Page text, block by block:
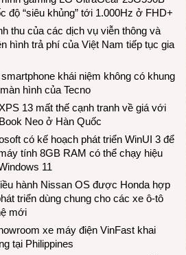
độ “siêu khủng” tới 1.000Hz ở FHD+
thu của các dịch vụ viễn thông và
hình trả phí của Việt Nam tiếp tục gia
khái niệm không có khung
hình của Tecno
13 mất thế cạnh tranh về giá với
Neo ở Hàn Quốc
có kế hoạch phát triển WinUI 3 để
tính 8GB RAM có thể chạy hiệu
11
hành Nissan OS được Honda hợp
triển dùng chung cho các xe ô-tô
mới
xe máy điện VinFast khai
tại Philippines